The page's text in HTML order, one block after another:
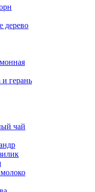
дерево
герань
чай